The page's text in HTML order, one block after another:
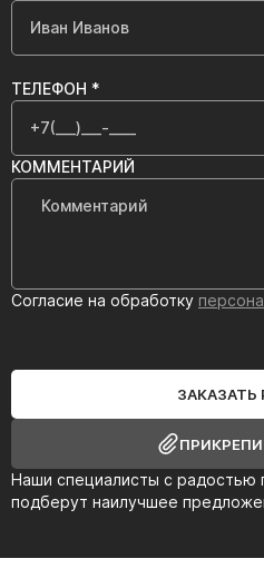
Наши специалисты с радостью
подберут наилучшее
ТЕЛЕФОН *
КОММЕНТАРИЙ
Согласие на обработку
ЗАКАЗАТЬ